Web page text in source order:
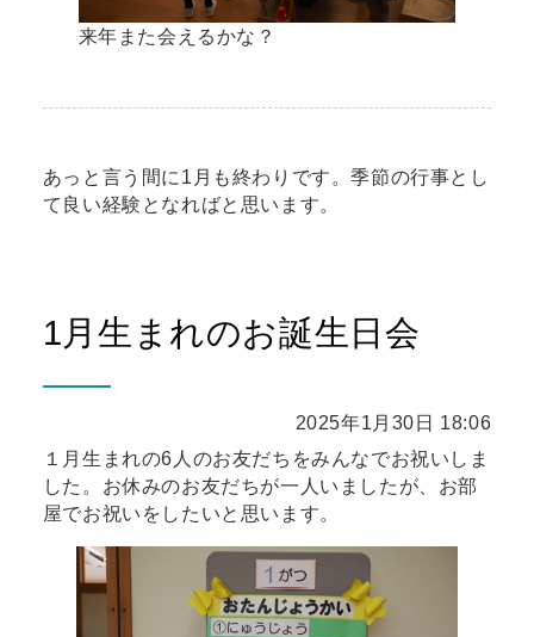
来年また会えるかな？
あっと言う間に1月も終わりです。季節の行事とし
て良い経験となればと思います。
1月生まれのお誕生日会
2025年1月30日 18:06
１月生まれの6人のお友だちをみんなでお祝いしま
した。お休みのお友だちが一人いましたが、お部
屋でお祝いをしたいと思います。